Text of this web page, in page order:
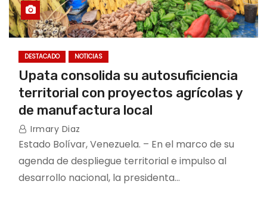
DESTACADO NOTICIAS
Upata consolida su autosuficiencia
territorial con proyectos agrícolas y
de manufactura local
Irmary Diaz
Estado Bolívar, Venezuela. – En el marco de su
agenda de despliegue territorial e impulso al
desarrollo nacional, la presidenta…